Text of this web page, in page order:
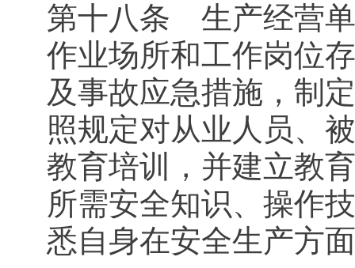
第十八条 生产经营
作业场所和工作岗位
及事故应急措施，制
照规定对从业人员、
教育培训，并建立教
所需安全知识、操作
悉自身在安全生产方